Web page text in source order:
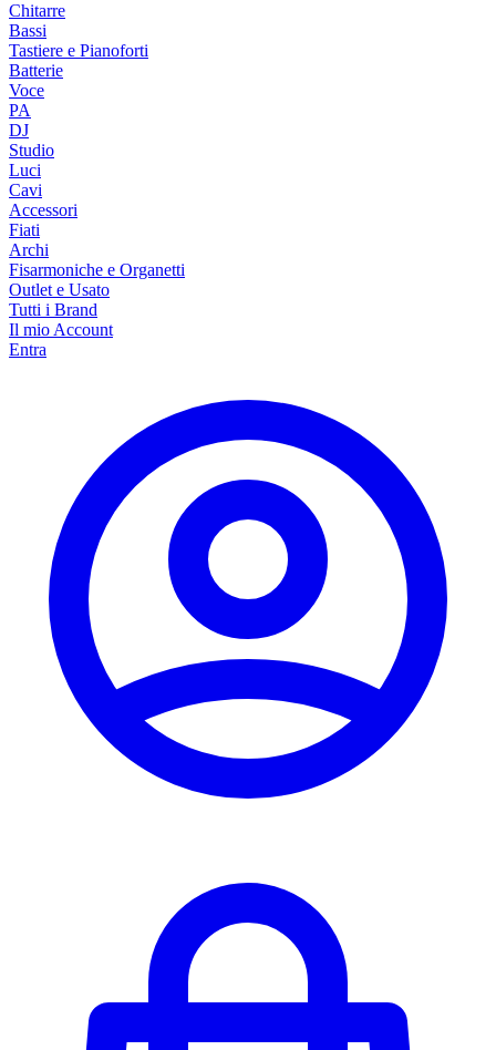
Chitarre
Bassi
Tastiere e Pianoforti
Batterie
Voce
PA
DJ
Studio
Luci
Cavi
Accessori
Fiati
Archi
Fisarmoniche e Organetti
Outlet e Usato
Tutti i Brand
Il mio Account
Entra